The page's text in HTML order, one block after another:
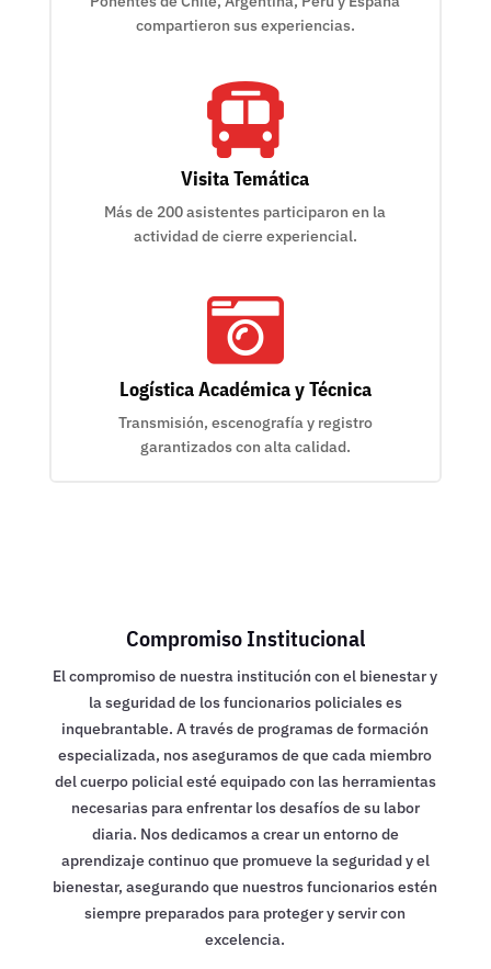
compartieron sus experiencias.

Visita Temática
Más de 200 asistentes participaron en la
actividad de cierre experiencial.

Logística Académica y Técnica
Transmisión, escenografía y registro
garantizados con alta calidad.
Compromiso Institucional
El compromiso de nuestra institución con el bienestar y
la seguridad de los funcionarios policiales es
inquebrantable. A través de programas de formación
especializada, nos aseguramos de que cada miembro
del cuerpo policial esté equipado con las herramientas
necesarias para enfrentar los desafíos de su labor
diaria. Nos dedicamos a crear un entorno de
aprendizaje continuo que promueve la seguridad y el
bienestar, asegurando que nuestros funcionarios estén
siempre preparados para proteger y servir con
excelencia.